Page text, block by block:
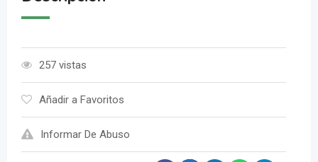
257 vistas
Añadir a Favoritos
Informar De Abuso